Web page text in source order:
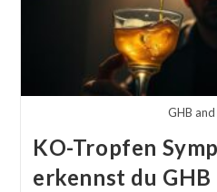
GHB and
KO-Tropfen
erkennst du GHB